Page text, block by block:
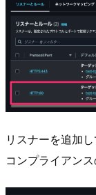
リスナーを追加
コンプライアン